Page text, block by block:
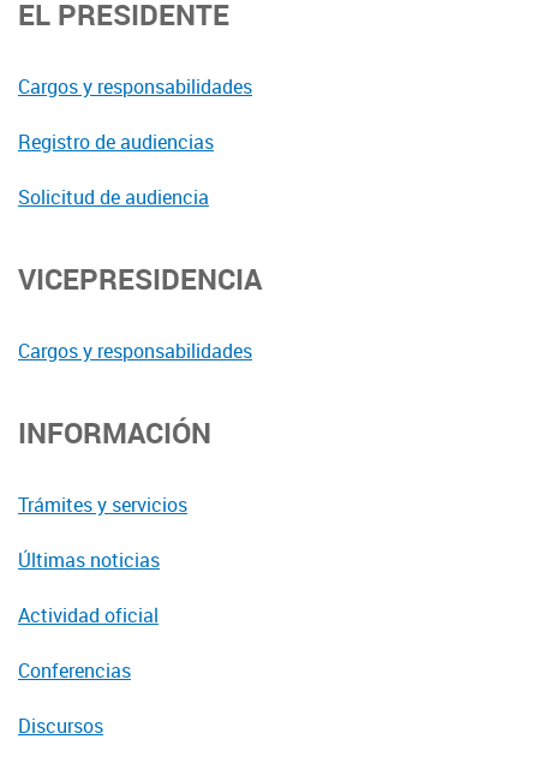
EL PRESIDENTE
Cargos y responsabilidades
Registro de audiencias
Solicitud de audiencia
VICEPRESIDENCIA
Cargos y responsabilidades
INFORMACIÓN
Trámites y servicios
Últimas noticias
Actividad oficial
Conferencias
Discursos